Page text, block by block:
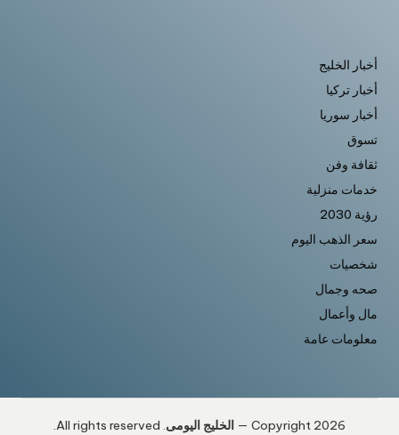
أخبار الخليج
أخبار تركيا
أخبار سوريا
تسوق
ثقافة وفن
خدمات منزلية
رؤية 2030
سعر الذهب اليوم
شخصيات
صحه وجمال
مال وأعمال
معلومات عامة
Copyright 2026 — الخليج اليومى. All rights reserved.